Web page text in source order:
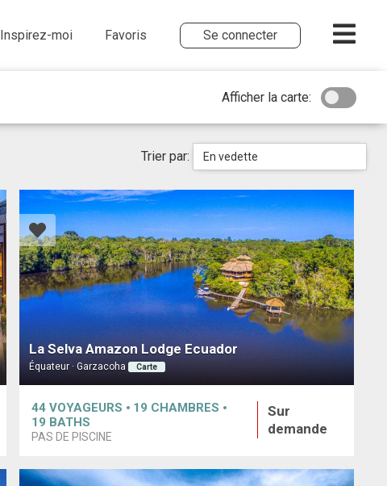
Inspirez-moi Favoris Se connecter
Afficher la carte:
Trier par: En vedette
La Selva Amazon Lodge Ecuador
Équateur · Garzacoha Carte
44 VOYAGEURS 19 CHAMBRES
19 BATHS
PAS DE PISCINE
Sur
demande